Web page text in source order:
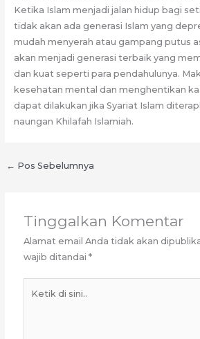
Ketika Islam menjadi jalan hidup bagi
tidak akan ada generasi Islam yang
mudah menyerah atau gampang putus
akan menjadi generasi terbaik yang
dan kuat seperti para pendahulunya.
kesehatan mental dan menghentikan
dapat dilakukan jika Syariat Islam
naungan Khilafah Islamiah.
← Pos Sebelumnya
Tinggalkan Komentar
Alamat email Anda tidak akan
wajib ditandai*